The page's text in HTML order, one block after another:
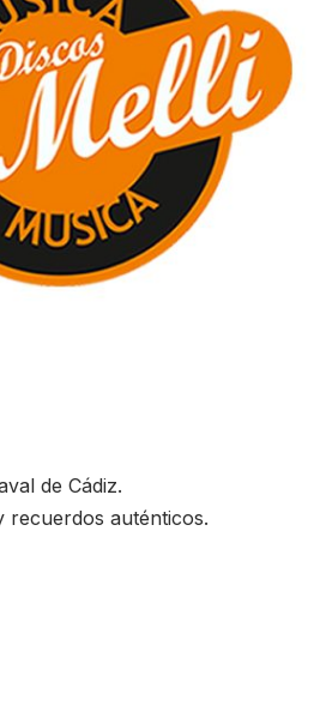
de Cádiz.
recuerdos auténticos.